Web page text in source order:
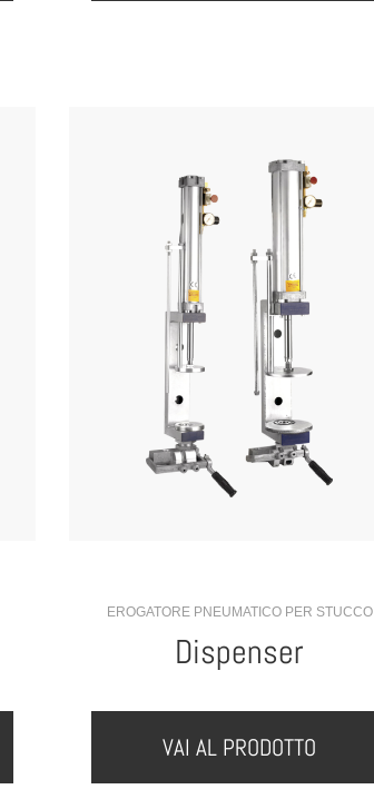
EROGATORE PNEUMATICO PER STUCCO
Dispenser
VAI AL PRODOTTO